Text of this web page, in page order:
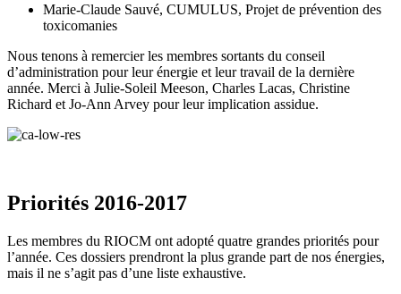
Marie-Claude Sauvé, CUMULUS, Projet de prévention des
toxicomanies
Nous tenons à remercier les membres sortants du conseil
d’administration pour leur énergie et leur travail de la dernière
année. Merci à Julie-Soleil Meeson, Charles Lacas, Christine
Richard et Jo-Ann Arvey pour leur implication assidue.
Priorités 2016-2017
Les membres du RIOCM ont adopté quatre grandes priorités pour
l’année. Ces dossiers prendront la plus grande part de nos énergies,
mais il ne s’agit pas d’une liste exhaustive.